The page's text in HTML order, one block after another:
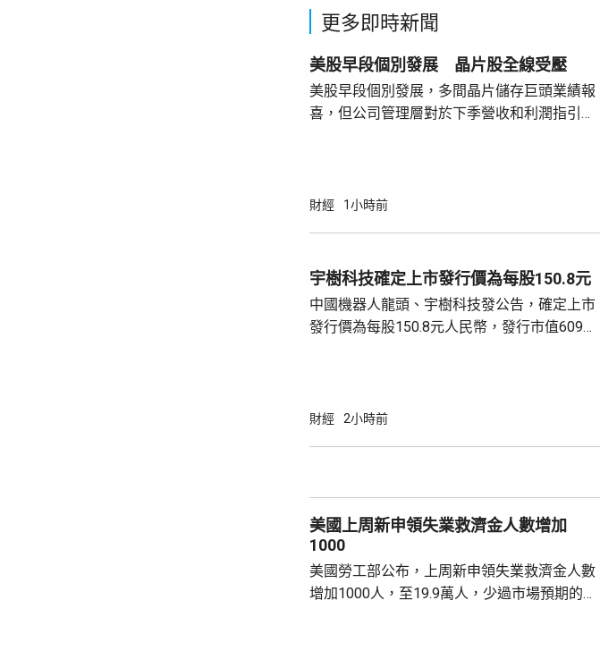
更多即時新聞
美股早段個別發展 晶片股全線受壓
美股早段個別發展，多間晶片儲存巨頭業績報
喜，但公司管理層對於下季營收和利潤指引未
指數最新報54315點，跌33點； 標準普爾500
財經 1小時前
宇樹科技確定上市發行價為每股150.8元
中國機器人龍頭、宇樹科技發公告，確定上市
發行價為每股150.8元人民幣，發行市值609億
開發行新股4040多萬股，擬發行數量佔發行後
財經 2小時前
美國上周新申領失業救濟金人數增加
1000
美國勞工部公布，上周新申領失業救濟金人數
增加1000人，至19.9萬人，少過市場預期的